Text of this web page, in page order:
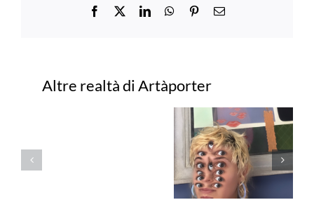
Facebook LinkedInWhatsApp
PinterestEmail
Progetti correlati